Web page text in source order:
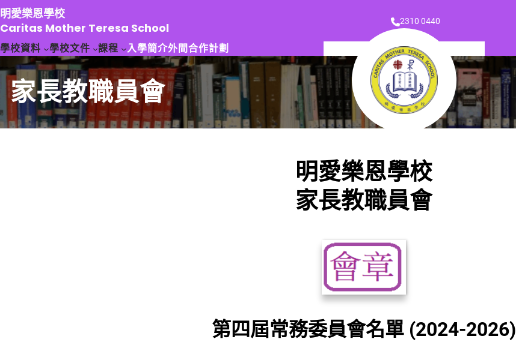
跳
至
主
要
容
明愛樂恩學校
Caritas Mother Teresa School
2310 0440
學校資料 學校文件 課程 入學簡介外間合作計劃
家長教職員會
明愛樂恩學校
家長教職員會
第四屆常務委員會名單 (2024-2026)